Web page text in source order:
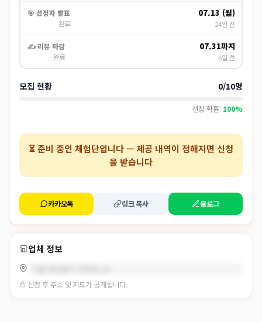
🎯 선정자 발표
완료
07.13 (월)
24일 전
✍️ 리뷰 마감
완료
07.31까지
6일 전
모집 현황 0/10명
선정 확률: 100%
⏳준비 중인 체험단입니다 — 제공 내역이 정해지면 신청
을 받습니다
카카오톡 링크 복사 블로그
업체 정보
선정 후 주소 및 지도가 공개됩니다.